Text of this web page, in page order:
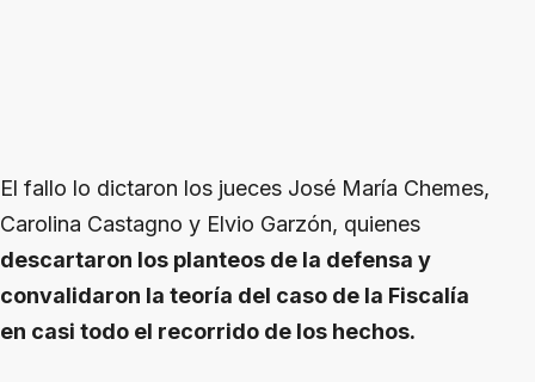
El fallo lo dictaron los jueces José María Chemes,
Carolina Castagno y Elvio Garzón, quienes
descartaron los planteos de la defensa y
convalidaron la teoría del caso de la Fiscalía
en casi todo el recorrido de los hechos.